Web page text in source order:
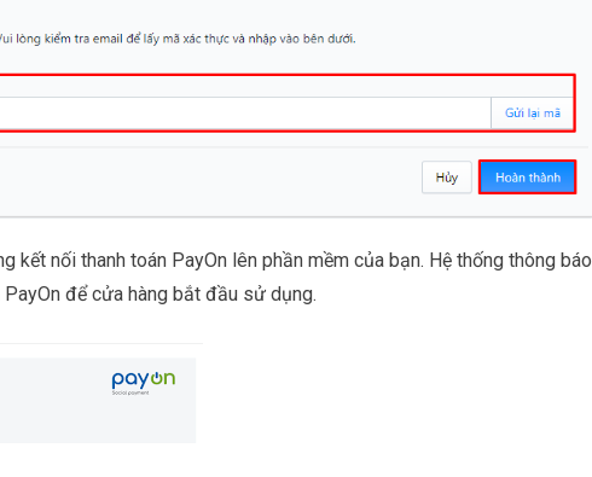
kết nối thanh toán PayOn lên phần mềm của bạn. Hệ thống thông báo
để cửa hàng bắt đầu sử dụng.